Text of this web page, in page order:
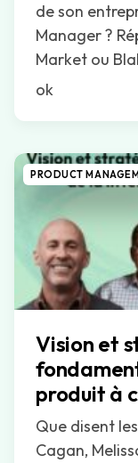
de son
Manager ?
Market ou
ok
PRODUCT
Vision et
produit à
Que disent
Cagan,